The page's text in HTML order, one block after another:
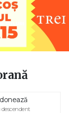
descendent